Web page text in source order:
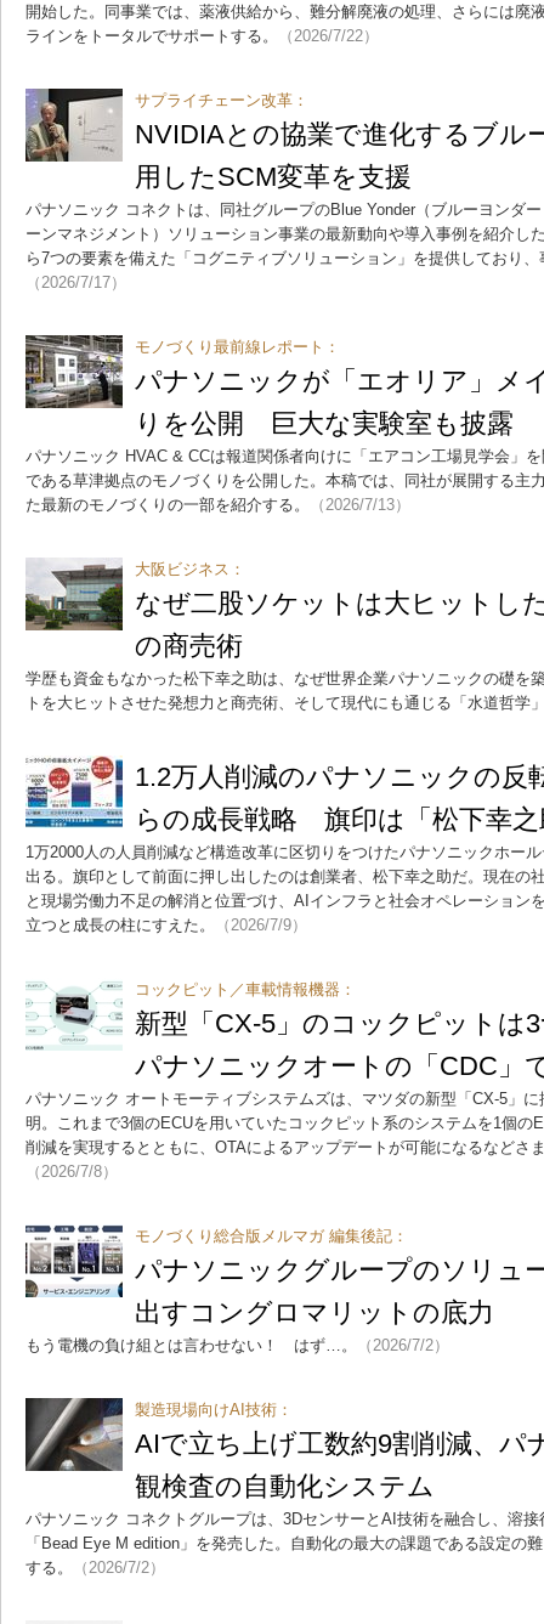
開始した。同事業では、薬液供給から、難分解廃液の処理、さらには廃
ラインをトータルでサポートする。
（2026/7/22）
サプライチェーン改革：
NVIDIAとの協業で進化するブル
用したSCM変革を支援
パナソニック コネクトは、同社グループのBlue Yonder（ブルーヨンダ
ーンマネジメント）ソリューション事業の最新動向や導入事例を紹介し
ら7つの要素を備えた「コグニティブソリューション」を提供しており
（2026/7/17）
モノづくり最前線レポート：
パナソニックが「エオリア」メ
りを公開 巨大な実験室も披露
パナソニック HVAC & CCは報道関係者向けに「エアコン工場見学会」
である草津拠点のモノづくりを公開した。本稿では、同社が展開する主
た最新のモノづくりの一部を紹介する。
（2026/7/13）
大阪ビジネス：
なぜ二股ソケットは大ヒット
の商売術
学歴も資金もなかった松下幸之助は、なぜ世界企業パナソニックの礎を
トを大ヒットさせた発想力と商売術、そして現代にも通じる「水道哲学
1.2万人削減のパナソニックの
らの成長戦略 旗印は「松下幸之
1万2000人の人員削減など構造改革に区切りをつけたパナソニックホー
出る。旗印として前面に押し出したのは創業者、松下幸之助だ。現在の
と現場労働力不足の解消と位置づけ、AIインフラと社会オペレーション
立つと成長の柱にすえた。
（2026/7/9）
コックピット／車載情報機器：
新型「CX-5」のコックピットは
パナソニックオートの「CDC」
パナソニック オートモーティブシステムズは、マツダの新型「CX-5」
明。これまで3個のECUを用いていたコックピット系のシステムを1個の
削減を実現するとともに、OTAによるアップデートが可能になるなどさ
（2026/7/8）
モノづくり総合版メルマガ 編集後記：
パナソニックグループのソリュ
出すコングロマリットの底力
もう電機の負け組とは言わせない！ はず…。 （2026/7/2）
製造現場向けAI技術：
AIで立ち上げ工数約9割削減、パ
観検査の自動化システム
パナソニック コネクトグループは、3DセンサーとAI技術を融合し、溶
「Bead Eye M edition」を発売した。自動化の最大の課題である設定の
する。
（2026/7/2）